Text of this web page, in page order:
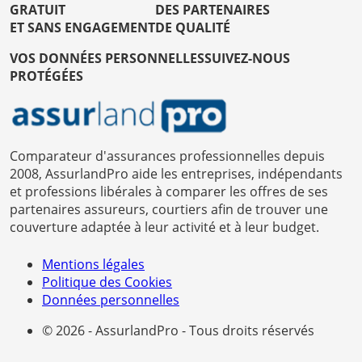
GRATUIT
ET SANS ENGAGEMENT
DES PARTENAIRES
DE QUALITÉ
VOS DONNÉES PERSONNELLES
PROTÉGÉES
SUIVEZ-NOUS
Comparateur d'assurances professionnelles depuis
2008, AssurlandPro aide les entreprises, indépendants
et professions libérales à comparer les offres de ses
partenaires assureurs, courtiers afin de trouver une
couverture adaptée à leur activité et à leur budget.
Mentions légales
Politique des Cookies
Données personnelles
© 2026 - AssurlandPro - Tous droits réservés